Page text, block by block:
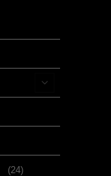
(24)